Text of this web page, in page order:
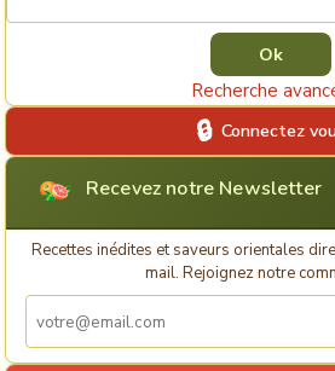
Recherche
Connectez
Recevez notre Newsletter
Recettes inédites et saveurs orientales
mail. Rejoignez notre